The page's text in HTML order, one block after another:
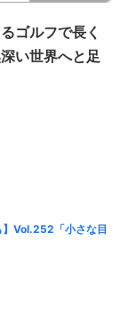
ゴルフで長く
い世界へと足
】Vol.252「小さな目